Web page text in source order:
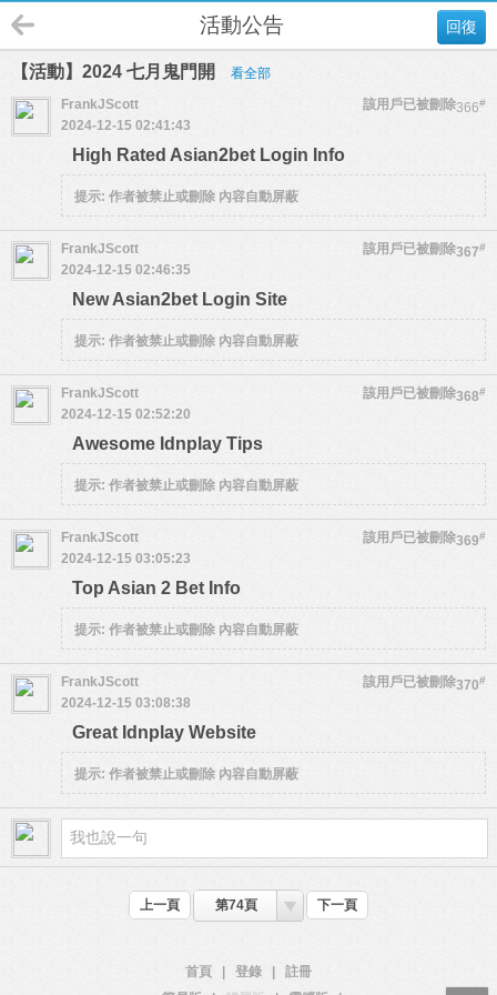
回復
活動公告
【活動】2024 七月鬼門開 看全部
366#
FrankJScott
該用戶已被刪除
2024-12-15 02:41:43
High Rated Asian2bet Login Info
提示: 作者被禁止或刪除 內容自動屏蔽
367#
FrankJScott
該用戶已被刪除
2024-12-15 02:46:35
New Asian2bet Login Site
提示: 作者被禁止或刪除 內容自動屏蔽
368#
FrankJScott
該用戶已被刪除
2024-12-15 02:52:20
Awesome Idnplay Tips
提示: 作者被禁止或刪除 內容自動屏蔽
369#
FrankJScott
該用戶已被刪除
2024-12-15 03:05:23
Top Asian 2 Bet Info
提示: 作者被禁止或刪除 內容自動屏蔽
370#
FrankJScott
該用戶已被刪除
2024-12-15 03:08:38
Great Idnplay Website
提示: 作者被禁止或刪除 內容自動屏蔽
上一頁 第74頁 下一頁
首頁 登錄
註冊